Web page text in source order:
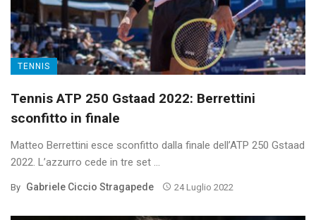
TENNIS
Tennis ATP 250 Gstaad 2022: Berrettini
sconfitto in finale
Matteo Berrettini esce sconfitto dalla finale dell’ATP 250 Gstaad
2022. L’azzurro cede in tre set ...
By Gabriele Ciccio Stragapede 24 Luglio 2022